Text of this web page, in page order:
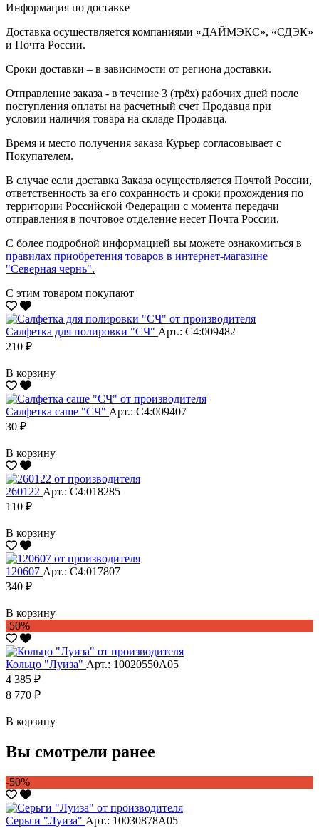
Информация по доставке
Доставка осуществляется компаниями «ДАЙМЭКС», «СДЭК»
и Почта России.
Сроки доставки – в зависимости от региона доставки.
Отправление заказа - в течение 3 (трёх) рабочих дней после
поступления оплаты на расчетный счет Продавца при
условии наличия товара на складе Продавца.
Время и место получения заказа Курьер согласовывает с
Покупателем.
В случае если доставка Заказа осуществляется Почтой России,
ответственность за его сохранность и сроки прохождения по
территории Российской Федерации с момента передачи
отправления в почтовое отделение несет Почта России.
С более подробной информацией вы можете ознакомиться в
правилах приобретения товаров в интернет-магазине
"Северная чернь".
С этим товаром покупают
Салфетка для полировки "CЧ" Арт.: С4:009482
210 ₽
В корзину
Салфетка саше "CЧ" Арт.: С4:009407
30 ₽
В корзину
260122 Арт.: С4:018285
110 ₽
В корзину
120607 Арт.: С4:017807
340 ₽
В корзину
-50%
Кольцо "Луиза" Арт.: 10020550А05
4 385 ₽
8 770 ₽
В корзину
Вы смотрели ранее
-50%
Серьги "Луиза" Арт.: 10030878А05